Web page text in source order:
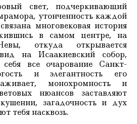
свет, подчеркивающий
утонченность каждой
многовековая история
в самом центре, на
откуда открывается
на Исаакиевский собор,
все очарование Санкт-
и элегантность его
монохромность и
нюансов заставляют
загадочность и дух
тебя насквозь.